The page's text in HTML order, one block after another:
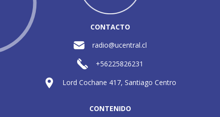
CONTACTO
radio@ucentral.cl
+56225826231
Lord Cochane 417, Santiago Centro
CONTENIDO